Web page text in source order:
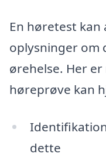
En høretest
oplysninger om
ørehelse. Her
høreprøve kan
dette